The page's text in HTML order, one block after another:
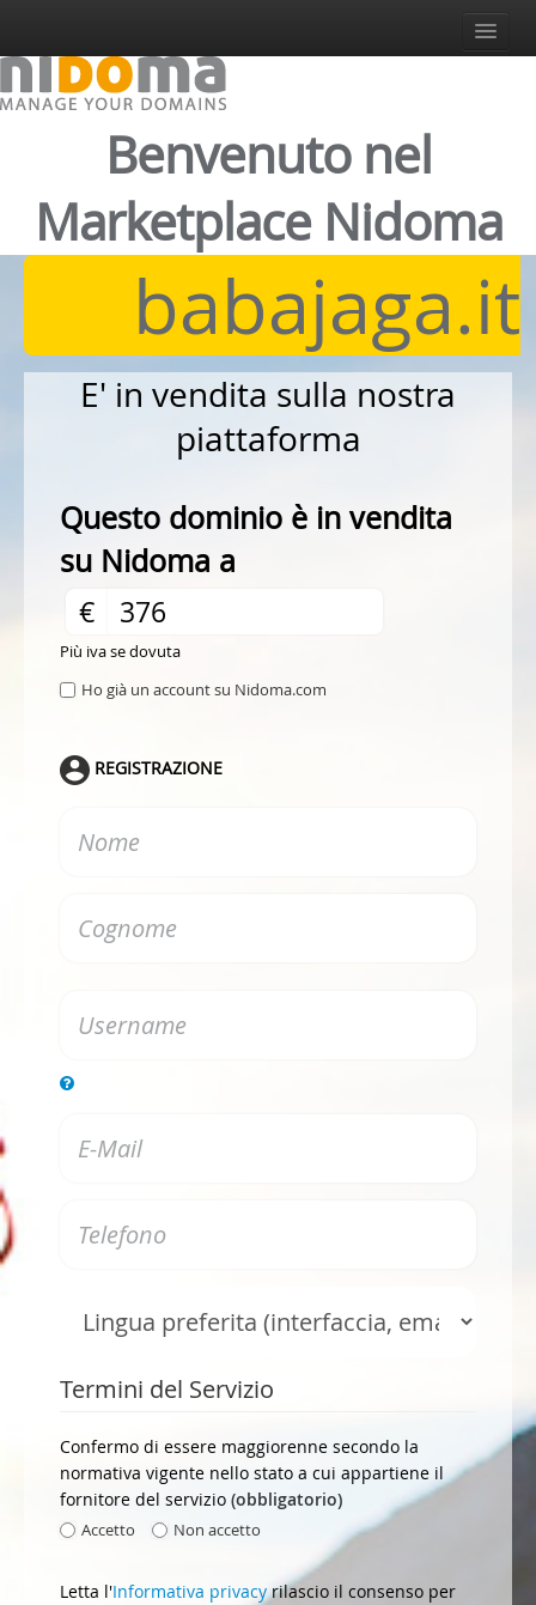
Registrati
English
Benvenuto nel
Marketplace Nidoma
babajaga.it
E' in vendita sulla nostra
piattaforma
Questo dominio è in vendita
su Nidoma a
€
Più iva se dovuta
Ho già un account su Nidoma.com
REGISTRAZIONE
Termini del Servizio
Confermo di essere maggiorenne secondo la
normativa vigente nello stato a cui appartiene il
fornitore del servizio (obbligatorio)
Accetto Non accetto
Letta l'Informativa privacyrilascio il consenso per